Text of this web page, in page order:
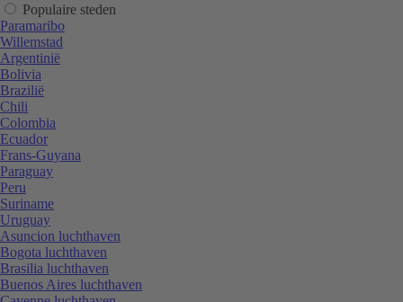
Populaire steden
Paramaribo
Willemstad
Argentinië
Bolivia
Brazilië
Chili
Colombia
Ecuador
Frans-Guyana
Paraguay
Peru
Suriname
Uruguay
Asuncion luchthaven
Bogota luchthaven
Brasilia luchthaven
Buenos Aires luchthaven